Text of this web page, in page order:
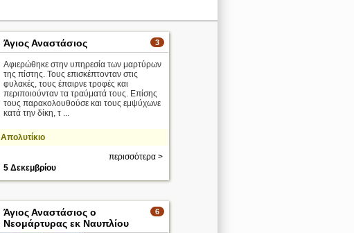
3
Άγιος Αναστάσιος
Αφιερώθηκε στην υπηρεσία των μαρτύρων
της πίστης. Τους επισκέπτονταν στις
φυλακές, τους έπαιρνε τροφές και
περιποιούνταν τα τραύματά τους. Επίσης
τους παρακολουθούσε και τους εμψύχωνε
κατά την δίκη, τ ...
Απολυτίκιο
περισσότερα >
5 Δεκεμβρίου
6
Άγιος Αναστάσιος ο
Νεομάρτυρας εκ Ναυπλίου